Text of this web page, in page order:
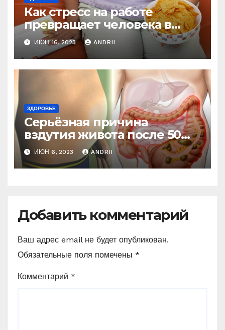
Как стресс на работе
превращает человека в
колобка! Так вот в чем дело!
ИЮН 16, 2023 ANDRII
ЗДОРОВЬЕ
Серьёзная причина
вздутия живота после 50
лет. Многие обращают на
это внимание, когда
становится поздно!
ИЮН 6, 2023 ANDRII
Добавить комментарий
Ваш адрес email не будет опубликован.
Обязательные поля помечены *
Комментарий *